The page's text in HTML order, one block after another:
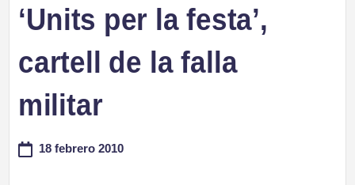
‘Units per la festa’,
cartell de la falla
militar
18 febrero 2010